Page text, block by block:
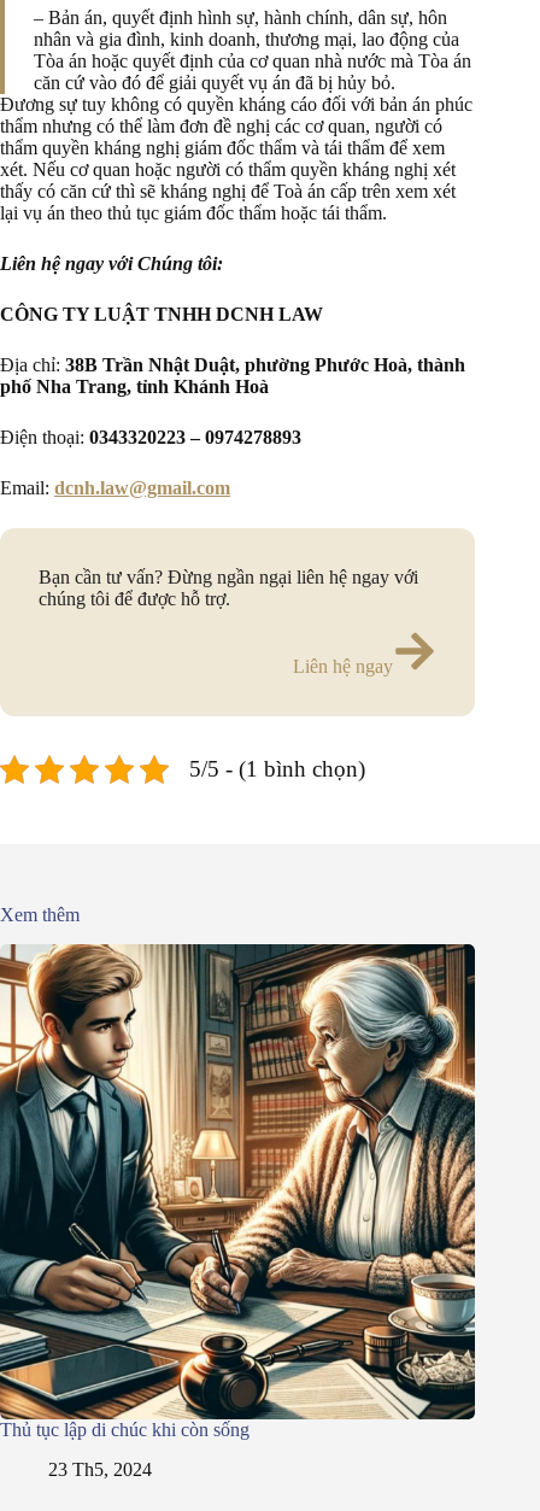
– Bản án, quyết định hình sự, hành chính, dân sự, hôn
nhân và gia đình, kinh doanh, thương mại, lao động của
Tòa án hoặc quyết định của cơ quan nhà nước mà Tòa án
căn cứ vào đó để giải quyết vụ án đã bị hủy bỏ.
Đương sự tuy không có quyền kháng cáo đối với bản án phúc
thẩm nhưng có thể làm đơn đề nghị các cơ quan, người có
thẩm quyền kháng nghị giám đốc thẩm và tái thẩm để xem
xét. Nếu cơ quan hoặc người có thẩm quyền kháng nghị xét
thấy có căn cứ thì sẽ kháng nghị để Toà án cấp trên xem xét
lại vụ án theo thủ tục giám đốc thẩm hoặc tái thẩm.
Liên hệ ngay với Chúng tôi:
CÔNG TY LUẬT TNHH DCNH LAW
Địa chỉ: 38B Trần Nhật Duật, phường Phước Hoà, thành
phố Nha Trang, tỉnh Khánh Hoà
Điện thoại: 0343320223 – 0974278893
Email: dcnh.law@gmail.com
Bạn cần tư vấn? Đừng ngần ngại liên hệ ngay với
chúng tôi để được hỗ trợ.
Liên hệ ngay
5/5 - (1 bình chọn)
Xem thêm
Thủ tục lập di chúc khi còn sống
23 Th5, 2024